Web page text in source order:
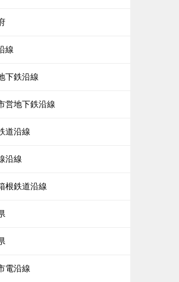
線
下鉄沿線
営地下鉄沿線
道沿線
沿線
根鉄道沿線
電沿線